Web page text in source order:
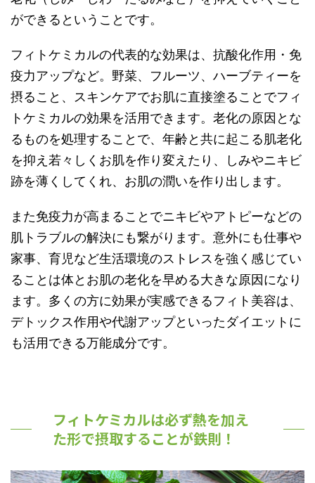
ができるということです。
フィトケミカルの代表的な効果は、抗酸化作用・免
疫力アップなど。野菜、フルーツ、ハーブティーを
摂ること、スキンケアでお肌に直接塗ることでフィ
トケミカルの効果を活用できます。老化の原因とな
るものを処理することで、年齢と共に起こる肌老化
を抑え若々しくお肌を作り変えたり、しみやニキビ
跡を薄くしてくれ、お肌の潤いを作り出します。
また免疫力が高まることでニキビやアトピーなどの
肌トラブルの解決にも繋がります。意外にも仕事や
家事、育児など生活環境のストレスを強く感じてい
ることは体とお肌の老化を早める大きな原因になり
ます。多くの方に効果が実感できるフィト美容は、
デトックス作用や代謝アップといったダイエットに
も活用できる万能成分です。
フィトケミカルは必ず熱を加え
た形で摂取することが鉄則！